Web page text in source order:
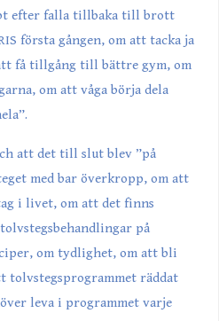
efter falla tillbaka till brott
första gången, om att tacka ja
få tillgång till bättre gym, om
om att våga börja dela
att det till slut blev ”på
med bar överkropp, om att
i livet, om att det finns
på
om tydlighet, om att bli
tolvstegsprogrammet räddat
leva i programmet varje